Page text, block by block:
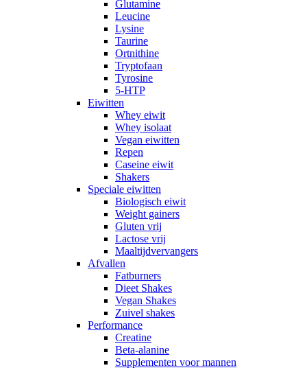
Glutamine
Leucine
Lysine
Taurine
Ortnithine
Tryptofaan
Tyrosine
5-HTP
Eiwitten
Whey eiwit
Whey isolaat
Vegan eiwitten
Repen
Caseine eiwit
Shakers
Speciale eiwitten
Biologisch eiwit
Weight gainers
Gluten vrij
Lactose vrij
Maaltijdvervangers
Afvallen
Fatburners
Dieet Shakes
Vegan Shakes
Zuivel shakes
Performance
Creatine
Beta-alanine
Supplementen voor mannen